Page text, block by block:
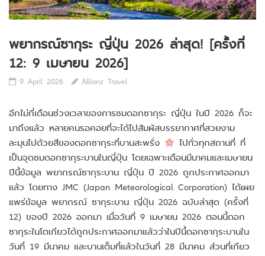
พยากรณ์ซากุระ ญี่ปุ่น 2026 ล่าสุด! [ครั้งที่
12: 9 เมษายน 2026]
9 April 2026 Allianz Travel
อีกไม่กี่เดือนช่วงเวลาของการชมดอกซากุระ ญี่ปุ่น ในปี 2026 ก็จะ
มาถึงแล้ว หลายคนรอคอยที่จะได้ไปสัมผัสบรรยากาศที่สวยงาม
ละมุนไปด้วยสีของดอกซากุระที่บานสะพรั่ง
ไปทั่วทุกสถานที่ ที่
เป็นจุดชมดอกซากุระบานในญี่ปุ่น โดยเฉพาะเดือนมีนาคมและเมษายน
ปีนี้ข้อมูล พยากรณ์ซากุระบาน ญี่ปุ่น ปี 2026 ถูกประกาศออกมา
แล้ว โดยทาง JMC (Japan Meteorological Corporation) ได้เผย
แพร่ข้อมูล พยากรณ์ ซากุระบาน ญี่ปุ่น 2026 ฉบับล่าสุด (ครั้งที่
12) ของปี 2026 ออกมา เมื่อวันที่ 9 เมษายน 2026 ตอนนี้ดอก
ซากุระในโตเกียวได้ถูกประกาศออกมาแล้วว่าในปีนี้ดอกซากุระบานใน
วันที่ 19 มีนาคม และบานเต็มที่แล้วในวันที่ 28 มีนาคม ส่วนที่เกียว